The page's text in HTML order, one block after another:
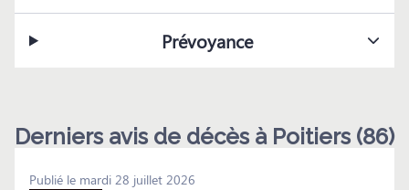
Prévoyance
Derniers avis de décès à Poitiers (86)
Publié le mardi 28 juillet 2026